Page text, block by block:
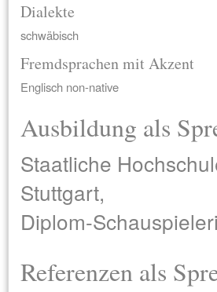
Dialekte
schwäbisch
Fremdsprachen mit Akzent
Englisch non-native
Ausbildung als
Staatliche
Stuttgart,
Diplom-
Referenzen als